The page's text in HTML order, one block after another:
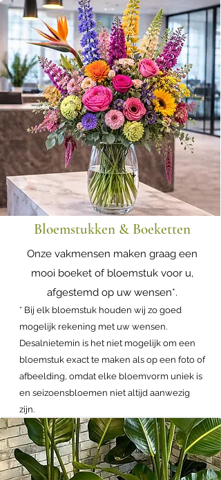
Bloemstukken & Boeketten
Onze vakmensen maken graag een
mooi boeket of bloemstuk voor u,
afgestemd op uw wensen*.
* Bij elk bloemstuk houden wij zo goed
mogelijk rekening met uw wensen.
Desalnietemin is het niet mogelijk om een
bloemstuk exact te maken als op een foto of
afbeelding, omdat elke bloemvorm uniek is
en seizoensbloemen niet altijd aanwezig
zijn.